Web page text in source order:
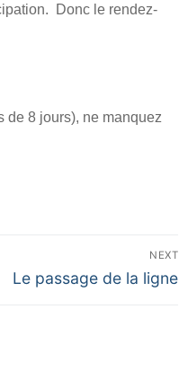
Donc le rendez-
de 8 jours), ne manquez
NEXT
Next
Le passage de la ligne